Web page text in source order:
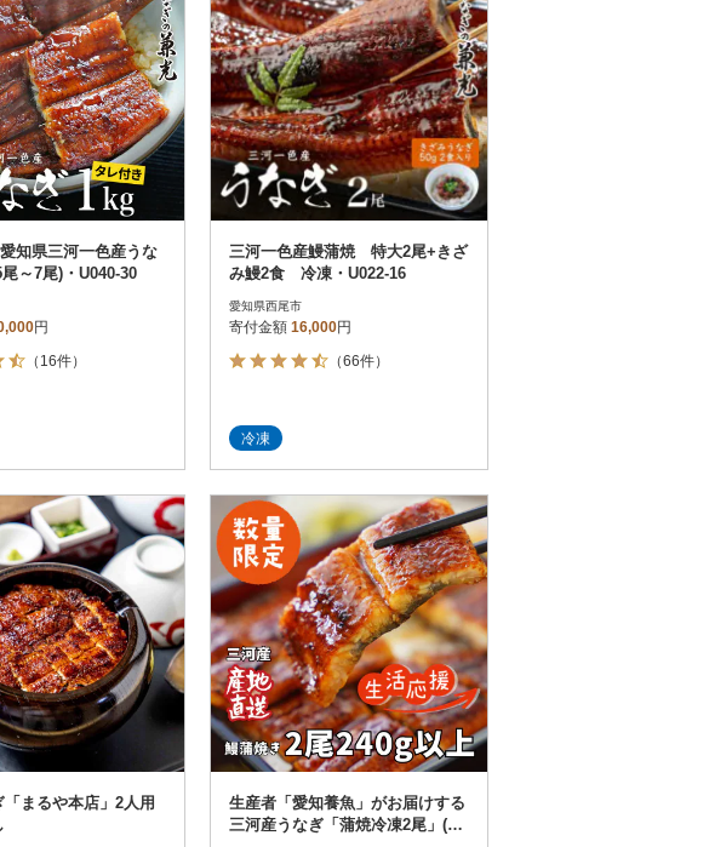
知県三河一色産うな
～7尾)・U040-30
円
（16件）
三河一色産鰻蒲焼 特大2尾+きざ
み鰻2食 冷凍・U022-16
愛知県西尾市
寄付金額 16,000円
（66件）
冷凍
「まるや本店」2人用
生産者「愛知養魚」がお届けする
三河産うなぎ「蒲焼冷凍2尾」(合